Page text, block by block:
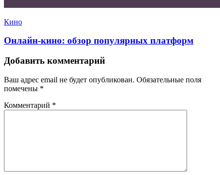
Кино
Онлайн-кино: обзор популярных платформ
Добавить комментарий
Ваш адрес email не будет опубликован. Обязательные поля
помечены *
Комментарий *